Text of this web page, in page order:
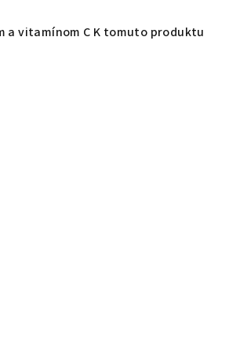
a vitamínom C K tomuto produktu